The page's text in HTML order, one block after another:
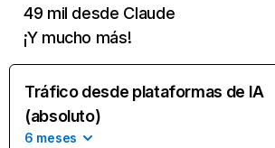
49 mil desde Claude
¡Y mucho más!
Tráfico desde plataformas de IA
(absoluto)
6 meses